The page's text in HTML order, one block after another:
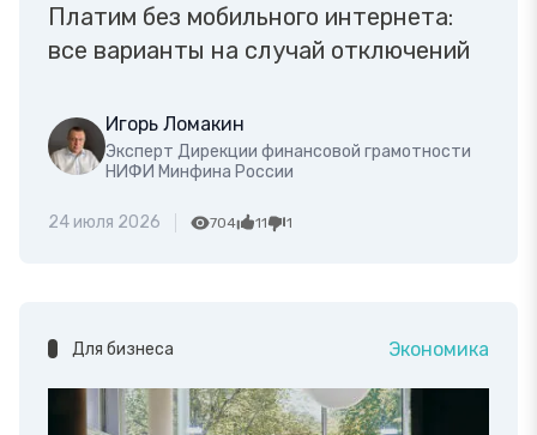
Платим без мобильного интернета:
все варианты на случай отключений
Игорь Ломакин
Эксперт Дирекции финансовой грамотности
НИФИ Минфина России
24 июля 2026 704 11 1
Для бизнеса Экономика